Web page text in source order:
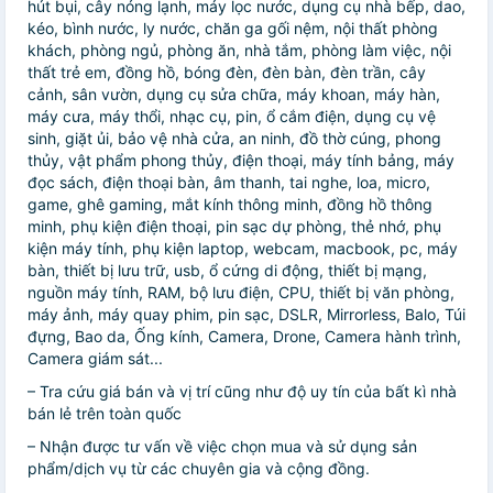
hút bụi, cây nóng lạnh, máy lọc nước, dụng cụ nhà bếp, dao,
kéo, bình nước, ly nước, chăn ga gối nệm, nội thất phòng
khách, phòng ngủ, phòng ăn, nhà tắm, phòng làm việc, nội
thất trẻ em, đồng hồ, bóng đèn, đèn bàn, đèn trần, cây
cảnh, sân vườn, dụng cụ sửa chữa, máy khoan, máy hàn,
máy cưa, máy thổi, nhạc cụ, pin, ổ cắm điện, dụng cụ vệ
sinh, giặt ủi, bảo vệ nhà cửa, an ninh, đồ thờ cúng, phong
thủy, vật phẩm phong thủy, điện thoại, máy tính bảng, máy
đọc sách, điện thoại bàn, âm thanh, tai nghe, loa, micro,
game, ghê gaming, mắt kính thông minh, đồng hồ thông
minh, phụ kiện điện thoại, pin sạc dự phòng, thẻ nhớ, phụ
kiện máy tính, phụ kiện laptop, webcam, macbook, pc, máy
bàn, thiết bị lưu trữ, usb, ổ cứng di động, thiết bị mạng,
nguồn máy tính, RAM, bộ lưu điện, CPU, thiết bị văn phòng,
máy ảnh, máy quay phim, pin sạc, DSLR, Mirrorless, Balo, Túi
đựng, Bao da, Ống kính, Camera, Drone, Camera hành trình,
Camera giám sát...
– Tra cứu giá bán và vị trí cũng như độ uy tín của bất kì nhà
bán lẻ trên toàn quốc
– Nhận được tư vấn về việc chọn mua và sử dụng sản
phẩm/dịch vụ từ các chuyên gia và cộng đồng.